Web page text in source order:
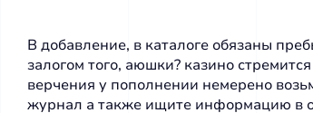
В добавление, в каталоге обязаны
залогом того, аюшки? казино
верчения у пополнении немерено
журнал а также ищите информацию в